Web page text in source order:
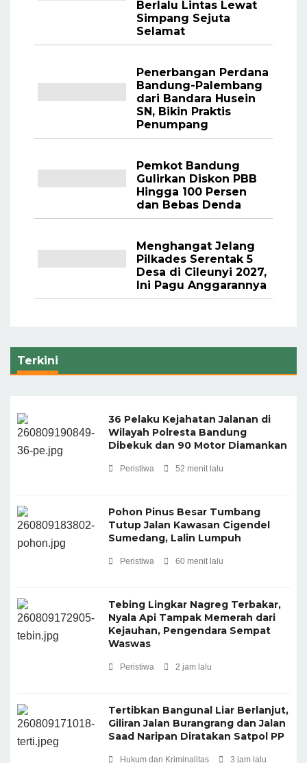
Berlalu Lintas Lewat
Simpang Sejuta
Selamat
Penerbangan Perdana
Bandung-Palembang
dari Bandara Husein
SN, Bikin Praktis
Penumpang
Pemkot Bandung
Gulirkan Diskon PBB
Hingga 100 Persen
dan Bebas Denda
Menghangat Jelang
Pilkades Serentak 5
Desa di Cileunyi 2027,
Ini Pagu Anggarannya
Terkini
36 Pelaku Kejahatan Jalanan di
Wilayah Polresta Bandung
Dibekuk dan 90 Motor Diamankan
Peristiwa 52 menit lalu
Pohon Pinus Besar Tumbang
Tutup Jalan Kawasan Cigendel
Sumedang, Lalin Lumpuh
Peristiwa 60 menit lalu
Tebing Lingkar Nagreg Terbakar,
Nyala Api Tampak Memerah dari
Kejauhan, Pengendara Sempat
Waswas
Peristiwa 2 jam lalu
Tertibkan Bangunal Liar Berlanjut,
Giliran Jalan Burangrang dan Jalan
Saad Naripan Diratakan Satpol PP
Hukum dan Kriminalitas 3 jam lalu